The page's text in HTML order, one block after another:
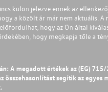
külön jelezve ennek az
a közölt ár már nem aktuális.
hogy az Ön által
hogy megkapja tőle a
A megadott értékek az (EG)
segítik az